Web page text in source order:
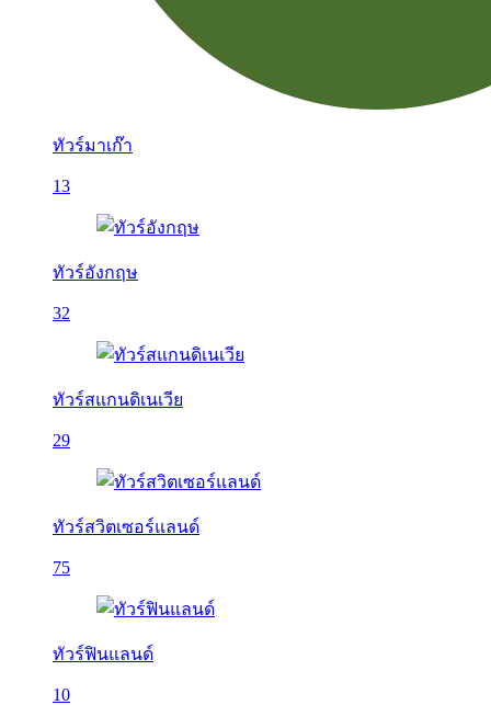
ทัวร์มาเก๊า
13
ทัวร์อังกฤษ
32
ทัวร์สแกนดิเนเวีย
29
ทัวร์สวิตเซอร์แลนด์
75
ทัวร์ฟินแลนด์
10